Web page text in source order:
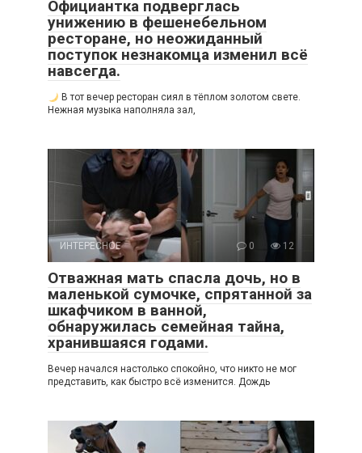
Официантка подверглась
унижению в фешенебельном
ресторане, но неожиданный
поступок незнакомца изменил всё
навсегда.
В тот вечер ресторан сиял в тёплом золотом свете.
Нежная музыка наполняла зал,
ИНТЕРЕСНОЕ 0 12
Отважная мать спасла дочь, но в
маленькой сумочке, спрятанной за
шкафчиком в ванной,
обнаружилась семейная тайна,
хранившаяся годами.
Вечер начался настолько спокойно, что никто не мог
представить, как быстро всё изменится. Дождь